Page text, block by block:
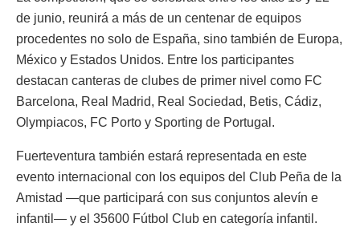
de junio, reunirá a más de un centenar de equipos
procedentes no solo de España, sino también de Europa,
México y Estados Unidos. Entre los participantes
destacan canteras de clubes de primer nivel como FC
Barcelona, Real Madrid, Real Sociedad, Betis, Cádiz,
Olympiacos, FC Porto y Sporting de Portugal.
Fuerteventura también estará representada en este
evento internacional con los equipos del Club Peña de la
Amistad —que participará con sus conjuntos alevín e
infantil— y el 35600 Fútbol Club en categoría infantil.